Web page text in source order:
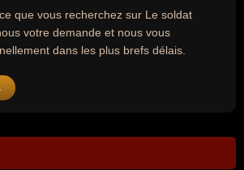
que vous recherchez sur Le soldat
votre demande et nous vous
dans les plus brefs délais.